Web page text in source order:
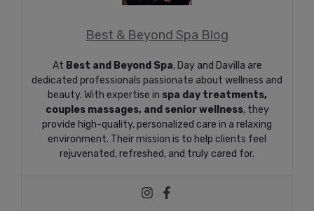
Best & Beyond Spa Blog
At Best and Beyond Spa, Day and Davilla are
dedicated professionals passionate about wellness and
beauty. With expertise in spa day treatments,
couples massages, and senior wellness, they
provide high-quality, personalized care in a relaxing
environment. Their mission is to help clients feel
rejuvenated, refreshed, and truly cared for.